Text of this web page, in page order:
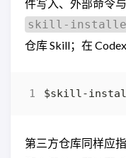
件写入、外部命令
skill-
仓库 Skill；在
第三方仓库同样应